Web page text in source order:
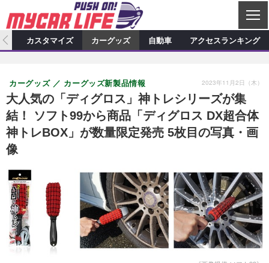
C
L
S
カーオーディオ
プロショップ検索 ショップ訪問記
カーオーディオニュース デモカー製作記
その他
カスタマイズ特集記事 カスタマイズ新製品情報
カスタマイズニュース
カーグッズ
カーグッズ特集記事 カーグッズ新製品情報
カーグッズニュース
自動車
アクセスランキング
カスタマイズ カーグッズ 自動車 アクセスランキング
大人気の「ディグロス」神トレシリーズが集
結！ ソフト99から商品「ディグロス DX超合体
神トレBOX」が数量限定発売 5枚目の写真・画
像
カーグッズ カーグッズ新製品情報 2023年11月2日（木）